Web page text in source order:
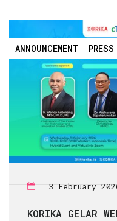
ANNOUNCEMENT
3 February
KORIKA GELAR